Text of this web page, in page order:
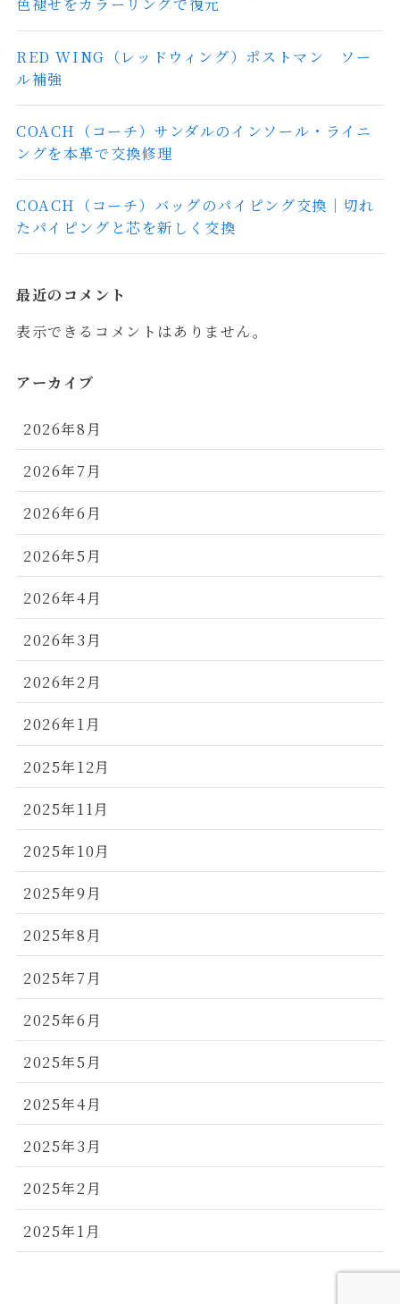
RED WING（レッドウィング）ポストマン ソー
ル補強
COACH（コーチ）サンダルのインソール・ライニ
ングを本革で交換修理
COACH（コーチ）バッグのパイピング交換｜切れ
たパイピングと芯を新しく交換
最近のコメント
表示できるコメントはありません。
アーカイブ
2026年8月
2026年7月
2026年6月
2026年5月
2026年4月
2026年3月
2026年2月
2026年1月
2025年12月
2025年11月
2025年10月
2025年9月
2025年8月
2025年7月
2025年6月
2025年5月
2025年4月
2025年3月
2025年2月
2025年1月